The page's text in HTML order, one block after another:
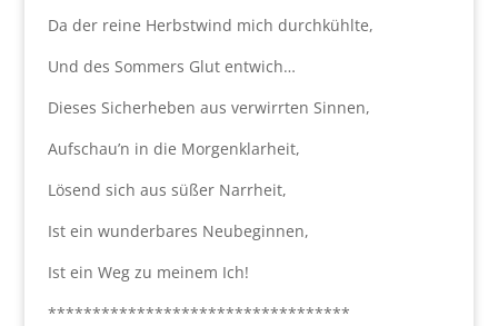
Da der reine Herbstwind mich durchkühlte,
Und des Sommers Glut entwich…
Dieses Sicherheben aus verwirrten Sinnen,
Aufschau’n in die Morgenklarheit,
Lösend sich aus süßer Narrheit,
Ist ein wunderbares Neubeginnen,
Ist ein Weg zu meinem Ich!
**********************************